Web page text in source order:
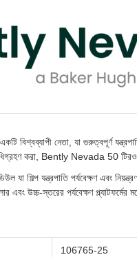
নেতা, যা গুরুত্বপূর্ণ
করা, Bently Nevada 50 টিরও
শিল্প যন্ত্রপাতি পর্যবেক্ষণ এবং
এবং উচ্চ-স্তরের পর্যবেক্ষণ প্ল্যাটফর্মের
106765-25